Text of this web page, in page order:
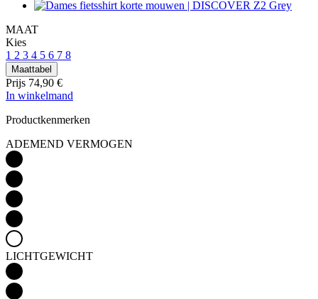
MAAT
Kies
1 2 3 4 5 6 7 8
Maattabel
Prijs 74,90 €
In winkelmand
Productkenmerken
ADEMEND VERMOGEN
LICHTGEWICHT